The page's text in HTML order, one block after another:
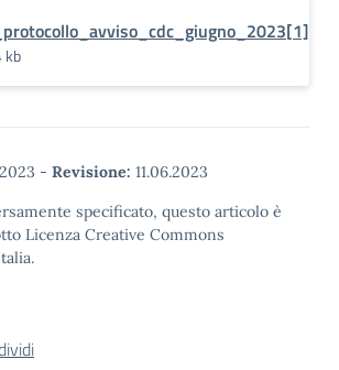
kb
- Revisione: 11.06.2023
specificato, questo articolo è
Licenza Creative Commons